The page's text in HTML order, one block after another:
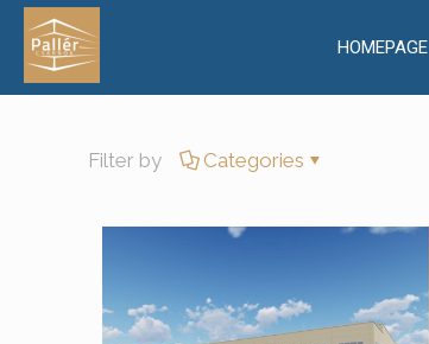
HOMEPAGE
Filter by Categories